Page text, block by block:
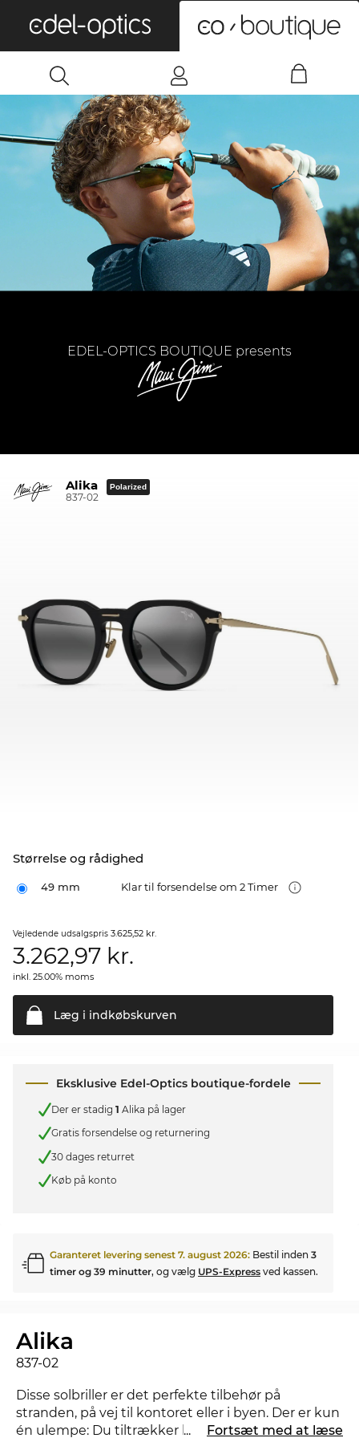
EDEL-OPTICS BOUTIQUE presents
Alika
837-02
Polarized
Størrelse og rådighed
49 mm Klar til forsendelse om 2 Timer
Vejledende udsalgspris 3.625,52 kr.
3.262,97 kr.
inkl. 25.00% moms
Læg i indkøbskurven
Eksklusive Edel-Optics boutique-fordele
Der er stadig 1 Alika på lager
Gratis forsendelse og returnering
30 dages returret
Køb på konto
Garanteret levering senest 7. august 2026: Bestil inden 3
timer og 39 minutter, og vælg UPS-Express ved kassen.
Alika
837-02
Disse solbriller er det perfekte tilbehør på
stranden, på vej til kontoret eller i byen. Der er kun
én ulempe: Du tiltrækker helt sikkert et par
... Fortsæt med at læse